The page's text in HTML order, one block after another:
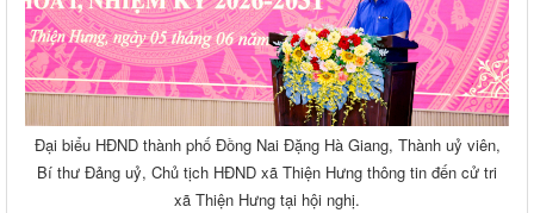
Đại biểu HĐND thành phố Đồng Nai Đặng Hà Giang, Thành uỷ viên,
Bí thư Đảng uỷ, Chủ tịch HĐND xã Thiện Hưng thông tin đến cử tri
xã Thiện Hưng tại hội nghị.